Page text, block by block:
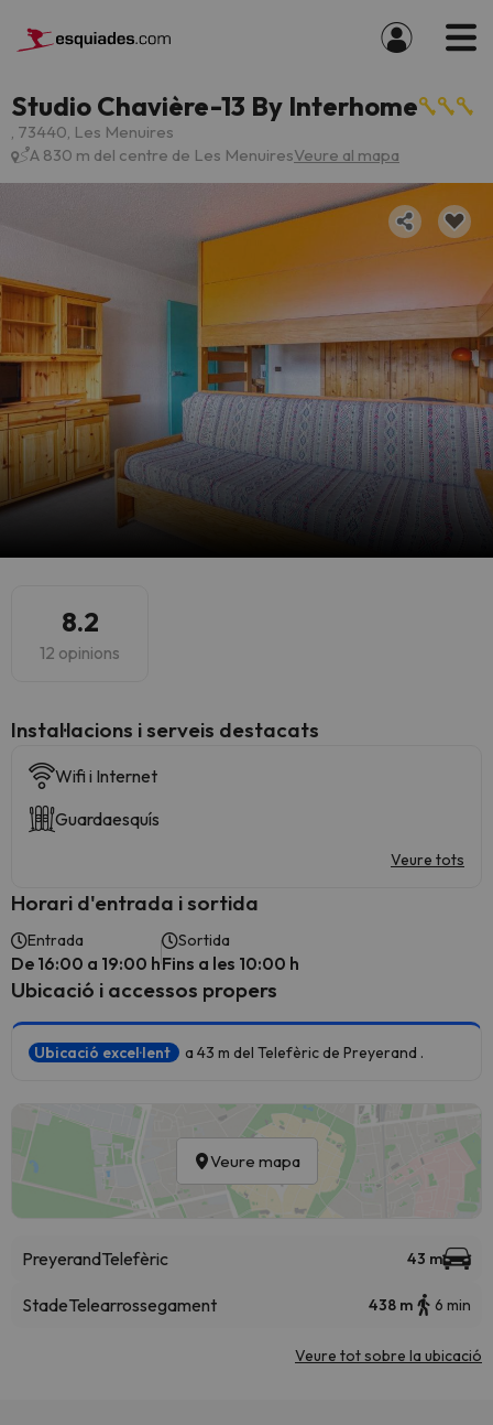
Studio Chavière-13 By Interhome
, 73440, Les Menuires
A 830 m del centre de Les MenuiresVeure al mapa
8.2
12 opinions
Instal·lacions i serveis destacats
Wifi i Internet
Guardaesquís
Veure tots
Horari d'entrada i sortida
Entrada
De 16:00 a 19:00 h
Sortida
Fins a les 10:00 h
Ubicació i accessos propers
Ubicació excel·lent a 43 m del Telefèric de Preyerand .
Veure mapa
PreyerandTelefèric 43 m
StadeTelearrossegament 438 m 6 min
Veure tot sobre la ubicació